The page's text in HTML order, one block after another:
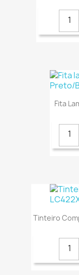
Fita
Tinteiro